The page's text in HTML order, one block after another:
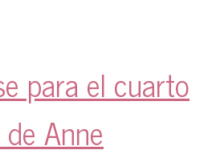
para el cuarto
Anne